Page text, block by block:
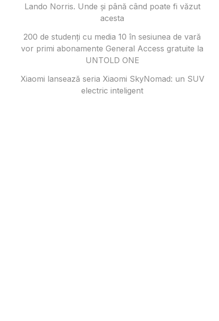
Lando Norris. Unde și până când poate fi văzut
acesta
200 de studenți cu media 10 în sesiunea de vară
vor primi abonamente General Access gratuite la
UNTOLD ONE
Xiaomi lansează seria Xiaomi SkyNomad: un SUV
electric inteligent